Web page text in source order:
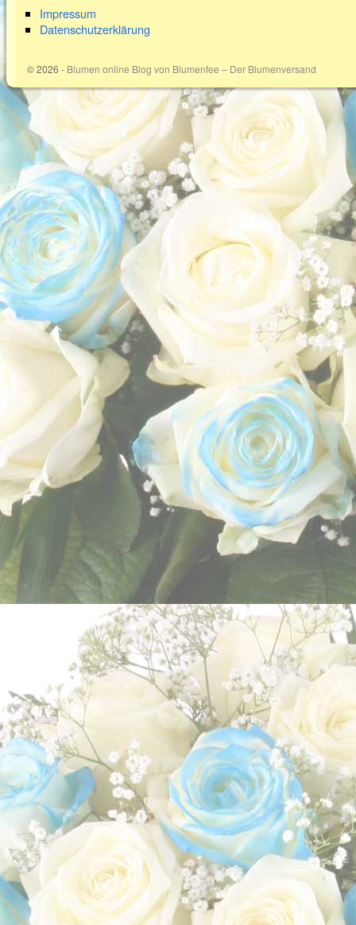
Impressum
Datenschutzerklärung
© 2026 - Blumen online Blog von Blumenfee – Der Blumenversand